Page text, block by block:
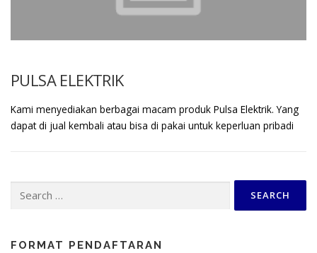
PULSA ELEKTRIK
Kami menyediakan berbagai macam produk Pulsa Elektrik. Yang
dapat di jual kembali atau bisa di pakai untuk keperluan pribadi
FORMAT PENDAFTARAN